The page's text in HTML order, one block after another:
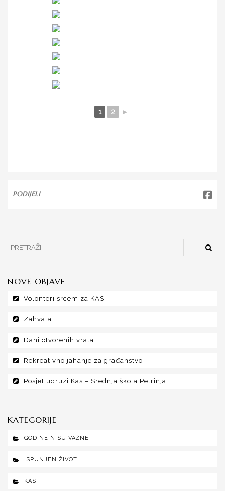
1 2 ►
PODIJELI
NOVE OBJAVE
Volonteri srcem za KAS
Zahvala
Dani otvorenih vrata
Rekreativno jahanje za građanstvo
Posjet udruzi Kas – Srednja škola Petrinja
KATEGORIJE
GODINE NISU VAŽNE
ISPUNJEN ŽIVOT
KAS